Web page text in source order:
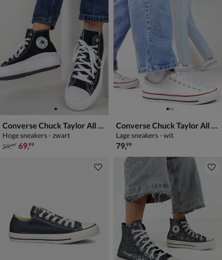
Converse Chuck Taylor All Star Move Platform
Hoge sneakers - zwart
van € 99,99 voor € 69,99
99,99 69,99
Converse Chuck Taylor All Star
Lage sneakers - wit
€ 79,99
79,99